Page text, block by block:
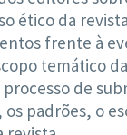
ético da
frente à
temático
de
os padrões, o